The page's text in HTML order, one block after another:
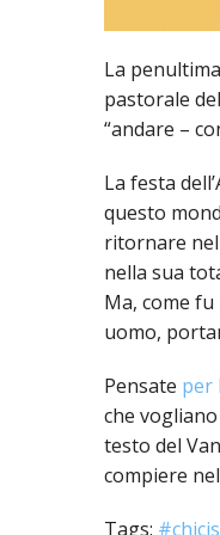
La
pastorale
“andare –
La festa
questo
ritornare
nella sua
Ma, come
uomo,
Pensate per
che
testo del
compiere
Tags: